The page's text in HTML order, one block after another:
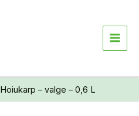
Hoiukarp – valge – 0,6 L